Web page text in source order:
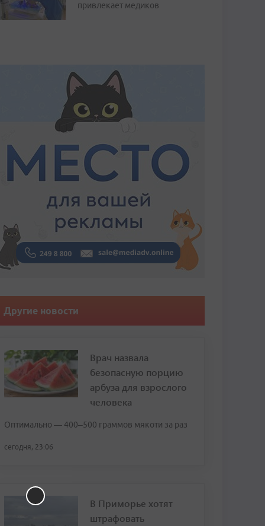
привлекает медиков
Другие новости
Врач назвала
безопасную порцию
арбуза для взрослого
человека
Оптимально — 400–500 граммов мякоти за раз
сегодня, 23:06
В Приморье хотят
штрафовать